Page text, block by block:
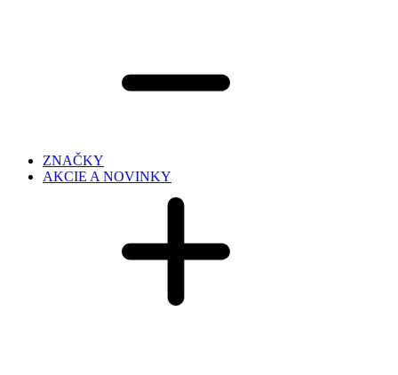
ZNAČKY
AKCIE A NOVINKY